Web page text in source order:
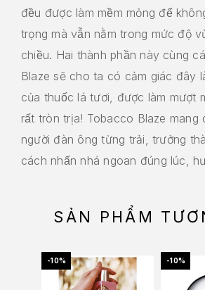
đều được làm mềm mỏng để
trọng mà vẫn nằm trong mức độ
chiều. Hai thành phần này cùng
Blaze sẽ cho ta có cảm giác đây
của thuốc lá tươi, được làm mượt
rất tròn trịa! Tobacco Blaze mang
người đàn ông từng trải, trưởng
cách nhấn nhá ngoan đúng lúc,
SẢN PHẨM
-10% -10%